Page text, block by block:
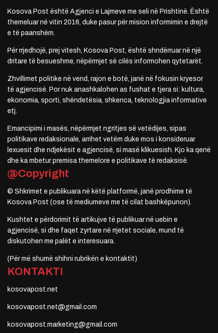
Kosova Post është Agjenci e Lajmeve me seli në Prishtinë. Është
themeluar në vitin 2016, duke pasur për mision informimin e drejtë
e të paanshëm.
Për rrjedhojë, prej vitesh, Kosova Post, është shndërruar në një
dritare të besueshme, nëpërmjet së cilës informohen qytetarët.
Zhvillimet politike në vend, rajon e botë, janë në fokusin kryesor
të agjencisë. Por nuk anashkalohen as fushat e tjera si: kultura,
ekonomia, sporti, shëndetësia, shkenca, teknologjia informative
etj.
Emancipimi i masës, nëpërmjet ngritjes së vetëdijes, sipas
politikave redaksionale, arrihet vetëm duke mos i konsideruar
lexuesit dhe ndjekësit e agjencisë, si masë klikuesish. Kjo ka qenë
dhe ka mbetur premisa themelore e politikave të redaksisë.
@Copyright
© Shkrimet e publikuara në këtë platformë, janë prodhime të
Kosova Post (ose të mediumeve me të cilat bashkëpunon).
Kushtet e përdorimit të artikujve të publikuar në uebin e
agjencisë, si dhe faqet zyrtare në rrjetet sociale, mund të
diskutohen me palët e interesuara.
(Për më shumë shihni rubrikën e kontaktit)
KONTAKTI
kosovapost.net
kosovapost.net@gmail.com
kosovapost.marketing@gmail.com